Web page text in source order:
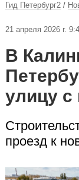
Гид Петербург2 /
21 апреля 2026 г.
В
улицу с
проезд к